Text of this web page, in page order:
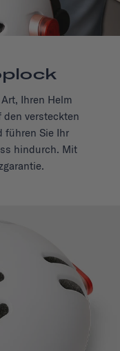
Ihren Helm
den versteckten
führen Sie Ihr
hindurch. Mit